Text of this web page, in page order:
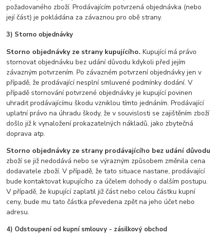
požadovaného zboží. Prodávajícím potvrzená objednávka (nebo
její část) je pokládána za závaznou pro obě strany.
3) Storno objednávky
Storno objednávky ze strany kupujícího. Kupující má právo
stornovat objednávku bez udání důvodu kdykoli před jejím
závazným potvrzením. Po závazném potvrzení objednávky jen v
případě, že prodávající nesplní smluvené podmínky dodání. V
případě stornování potvrzené objednávky je kupující povinen
uhradit prodávajícímu škodu vzniklou tímto jednáním. Prodávající
uplatní právo na úhradu škody, že v souvislosti se zajištěním zboží
došlo již k vynaložení prokazatelných nákladů, jako zbytečná
doprava atp.
Storno objednávky ze strany prodávajícího bez udání důvodu
zboží se již nedodává nebo se výrazným způsobem změnila cena
dodavatele zboží. V případě, že tato situace nastane, prodávající
bude kontaktovat kupujícího za účelem dohody o dalším postupu.
V případě, že kupující zaplatil již část nebo celou částku kupní
ceny, bude mu tato částka převedena zpět na jeho účet nebo
adresu.
4) Odstoupení od kupní smlouvy - zásilkový obchod